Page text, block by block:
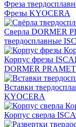
Фреза
Фрезы KYOCERA
Сверла DORMER
твердосплавные
Корпус фрезы
DORMER PRAMET
Вставки
KYOCERA
Корпус сверла